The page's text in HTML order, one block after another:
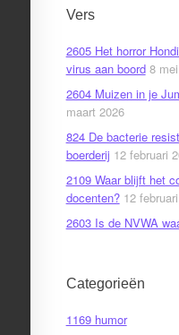
Vers
2605 Het horror
virus aan boord 8
2604 Muizen in je
maart 2026
824 De bacterie
boerderij 12 februari
2109 Waar blijft het
docenten? 12
2603 Is de NVWA
Categorieën
1169 humor